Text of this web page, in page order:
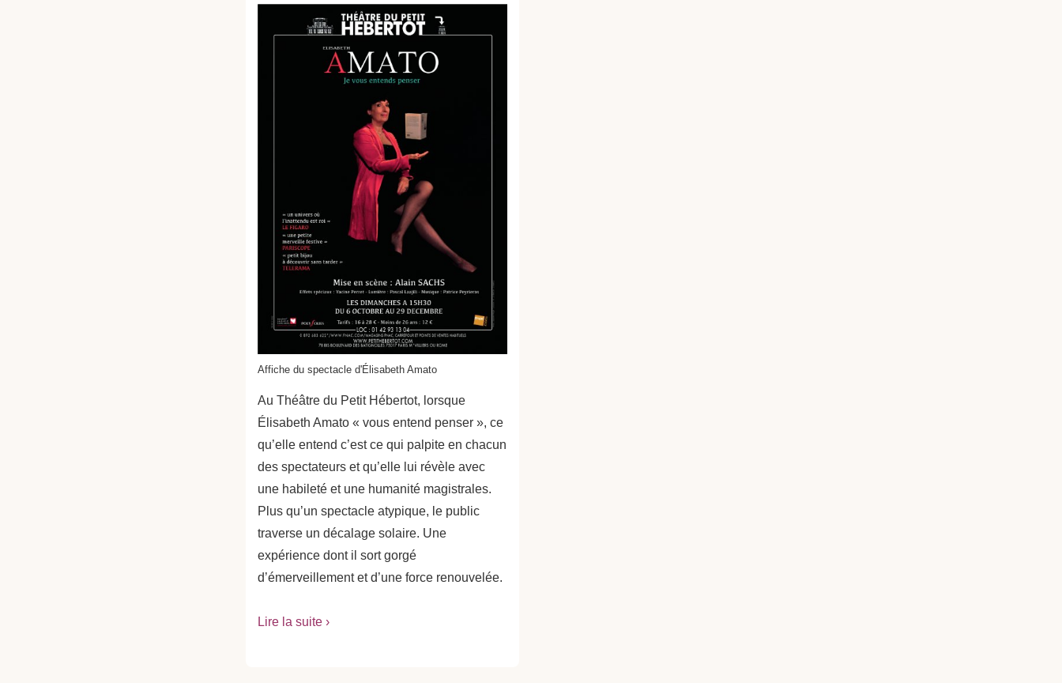
Affiche du spectacle d'Élisabeth Amato
Au Théâtre du Petit Hébertot, lorsque
Élisabeth Amato « vous entend penser », ce
qu’elle entend c’est ce qui palpite en chacun
des spectateurs et qu’elle lui révèle avec
une habileté et une humanité magistrales.
Plus qu’un spectacle atypique, le public
traverse un décalage solaire. Une
expérience dont il sort gorgé
d’émerveillement et d’une force renouvelée.
Lire la suite ›